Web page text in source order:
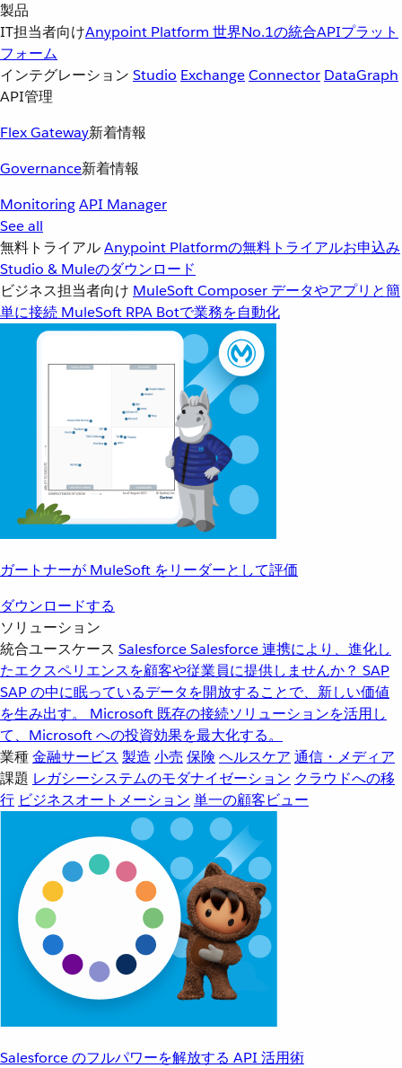
製品
IT担当者向けAnypoint Platform 世界No.1の統合APIプラット
フォーム
インテグレーション Studio ExchangeConnector DataGraph
API管理
Flex Gateway新着情報
Governance新着情報
MonitoringAPI Manager
See all
無料トライアルAnypoint Platformの無料トライアルお申込み
Studio & Muleのダウンロード
ビジネス担当者向け MuleSoft Composer データやアプリと簡
単に接続 MuleSoft RPA Botで業務を自動化
ガートナーが MuleSoft をリーダーとして評価
ダウンロードする
ソリューション
統合ユースケース SalesforceSalesforce 連携により、進化し
たエクスペリエンスを顧客や従業員に提供しませんか？ SAP
SAP の中に眠っているデータを開放することで、新しい価値
を生み出す。
Microsoft 既存の接続ソリューションを活用し
て、Microsoft への投資効果を最大化する。
業種金融サービス 製造 小売 保険 ヘルスケア 通信・メディア
課題 レガシーシステムのモダナイゼーション クラウドへの移
行 ビジネスオートメーション 単一の顧客ビュー
Salesforce のフルパワーを解放する API 活用術